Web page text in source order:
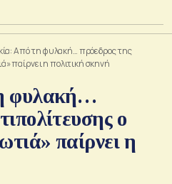
Από τη φυλακή… πρόεδρος της
παίρνει η πολιτική σκηνή
φυλακή…
ο
παίρνει η